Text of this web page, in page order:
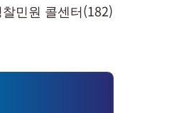
민원 콜센터(182)